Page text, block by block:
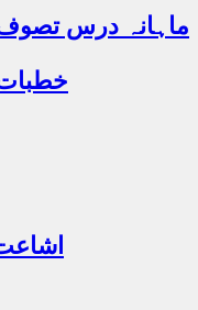
ماہانہ درس